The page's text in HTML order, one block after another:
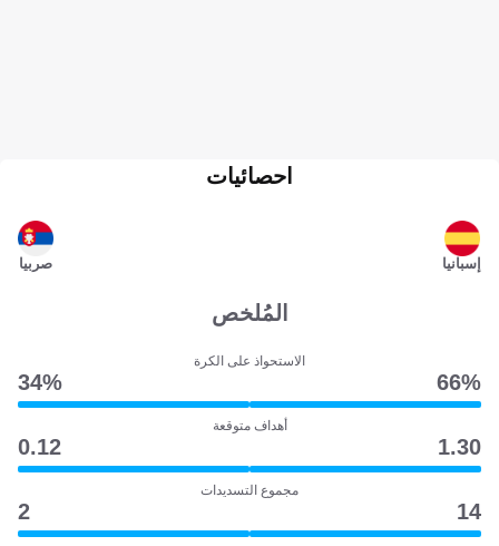
إسبانيا
احصائيات
صربيا
المُلخص
الاستحواذ على الكرة
66‎%‎
34‎%‎
أهداف متوقعة
1.30
0.12
مجموع التسديدات
14
2